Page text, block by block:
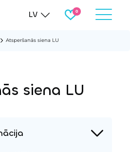
LV
Atsperšanās siena LU
siena LU